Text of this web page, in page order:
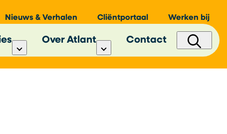
Nieuws & Verhalen Cliëntportaal Werken bij
Over Atlant Contact